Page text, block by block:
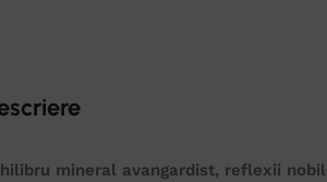
mineral avangardist, reflexii